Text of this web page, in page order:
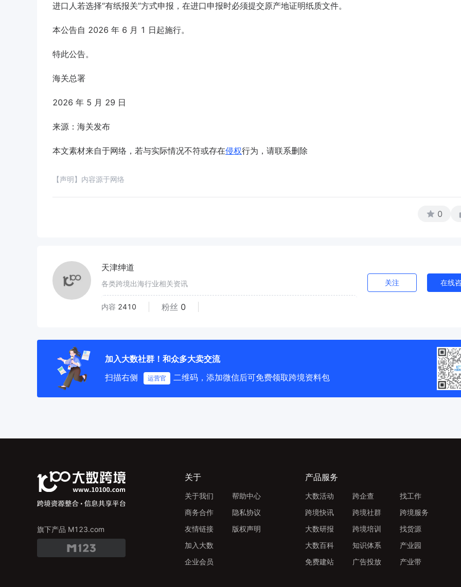
进口人若选择“有纸报关”方式申报，在进口申报时必须提交原产地证明纸质文件。
本公告自 2026 年 6 月 1 日起施行。
特此公告。
海关总署
2026 年 5 月 29 日
来源：海关发布
本文素材来自于网络，若与实际情况不符或存在侵权行为，请联系删除
【声明】内容源于网络
0
天津绅道
各类跨境出海行业相关资讯
内容 2410 粉丝 0
关注 在线
加入大数社群！和众多大卖交流
扫描右侧
运营官 二维码，添加微信后可免费领取跨境资料包
旗下产品 M123.com
关于
关于我们
商务合作
友情链接
加入大数
企业会员
帮助中心
隐私协议
版权声明
产品服务
大数活动
跨境快讯
大数研报
大数百科
免费建站
跨企查
跨境社群
跨境培训
知识体系
广告投放
找工作
跨境服务
找货源
产业园
产业带